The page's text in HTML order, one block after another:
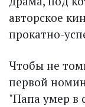
авторское
прокатно-
Чтобы не
первой
"Папа умер в